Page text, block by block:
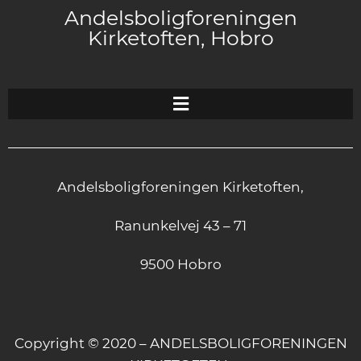
Andelsboligforeningen
Kirketoften, Hobro
Andelsboligforeningen Kirketoften,
Ranunkelvej 43 – 71
9500 Hobro
Copyright © 2020 – ANDELSBOLIGFORENINGEN